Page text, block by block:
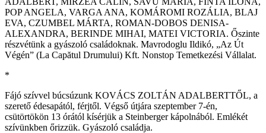
POP ANGELA, VARGA ANA, KOMÁROMI ROZÁLIA, BLAJ
EVA, CZUMBEL MÁRTA, ROMAN-DOBOS DENISA-
ALEXANDRA, BERINDE MIHAI, MATEI VICTORIA. Őszinte
részvétünk a gyászoló családoknak. Mavrodoglu Ildikó, „Az Út
Végén” (La Capătul Drumului) Kft. Nonstop Temetkezési Vállalat.
*
Fájó szívvel búcsúzunk KOVÁCS ZOLTÁN ADALBERTTŐL, a
szerető édesapától, férjtől. Végső útjára szeptember 7-én,
csütörtökön 13 órától kísérjük a Steinberger kápolnából. Emlékét
szívünkben őrizzük. Gyászoló családja.